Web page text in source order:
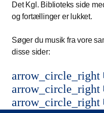
Det Kgl. Biblioteks side
og fortællinger er lukket.
Søger du musik fra vore
disse sider:
arrow_circle_right
arrow_circle_right
arrow_circle_right